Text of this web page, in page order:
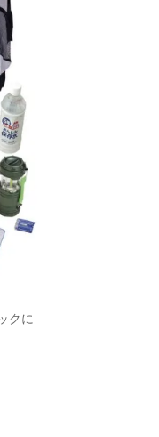
クに